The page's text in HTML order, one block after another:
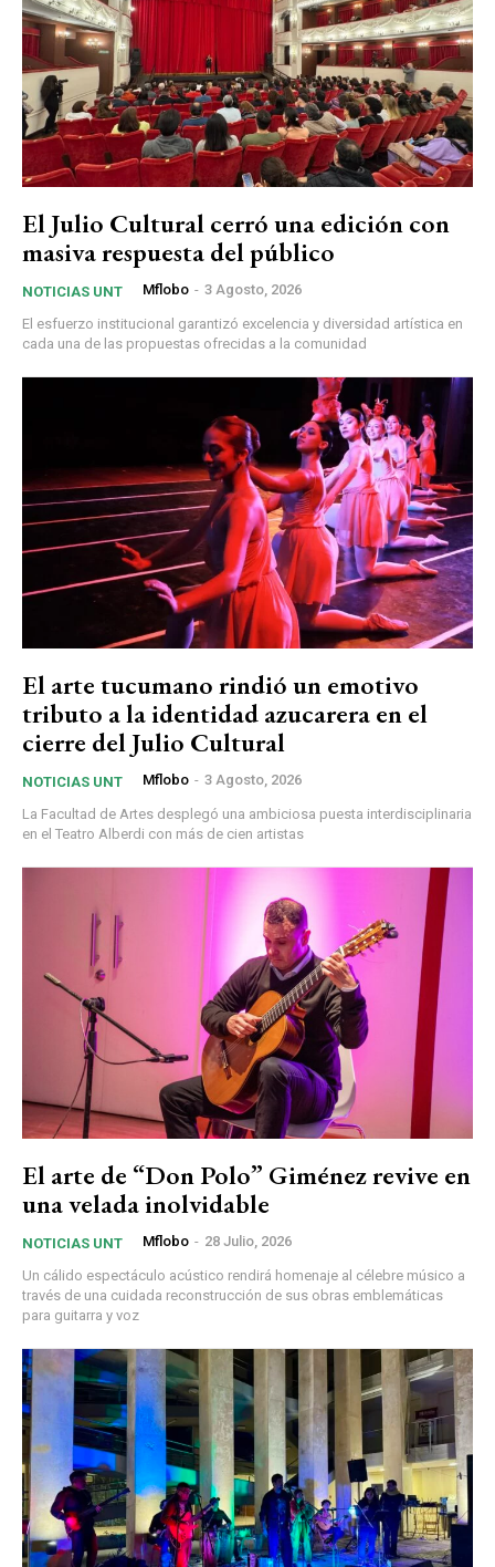
El Julio Cultural cerró una edición con
masiva respuesta del público
NOTICIAS UNT Mflobo - 3 Agosto, 2026
El esfuerzo institucional garantizó excelencia y diversidad artística en
cada una de las propuestas ofrecidas a la comunidad
El arte tucumano rindió un emotivo
tributo a la identidad azucarera en el
cierre del Julio Cultural
NOTICIAS UNT Mflobo - 3 Agosto, 2026
La Facultad de Artes desplegó una ambiciosa puesta interdisciplinaria
en el Teatro Alberdi con más de cien artistas
El arte de “Don Polo” Giménez revive en
una velada inolvidable
NOTICIAS UNT Mflobo - 28 Julio, 2026
Un cálido espectáculo acústico rendirá homenaje al célebre músico a
través de una cuidada reconstrucción de sus obras emblemáticas
para guitarra y voz